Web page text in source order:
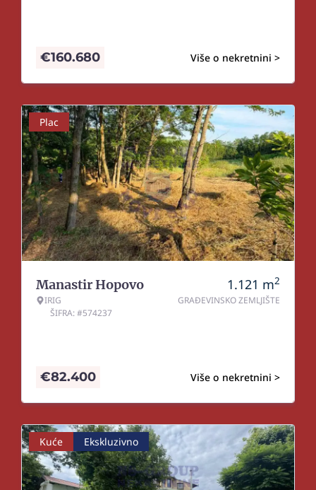
Više o nekretnini >
€160.680
Plac
Manastir Hopovo
IRIG
ŠIFRA: #574237
1.121 m2
GRAĐEVINSKO ZEMLJIŠTE
Više o nekretnini >
€82.400
Kuće Ekskluzivno